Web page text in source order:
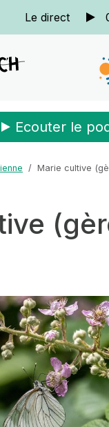
Le direct
Ecouter le
Marie cultive